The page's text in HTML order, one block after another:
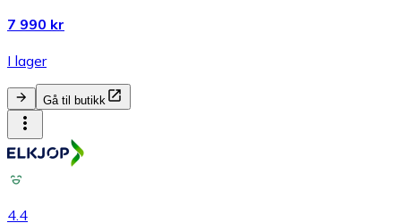
7 990 kr
I lager
Gå til butikk
4.4